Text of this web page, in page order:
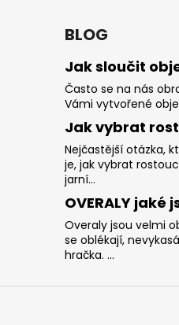
BLOG
Jak sloučit
Často se na nás
Vámi vytvořené
Jak vybrat
Nejčastější otázka,
je, jak vybrat
jarní...
OVERALY
Overaly jsou velmi
se oblékají,
hračka. ...